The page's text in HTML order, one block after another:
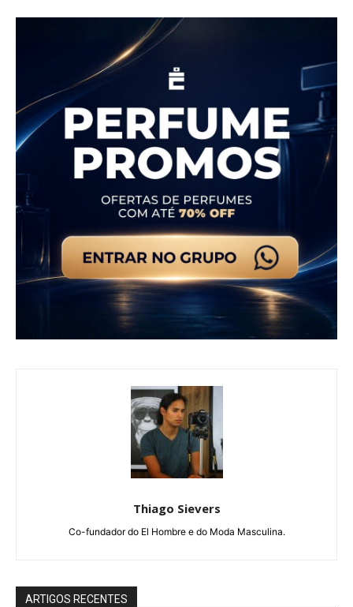
Thiago Sievers
Co-fundador do El Hombre e do Moda Masculina.
ARTIGOS RECENTES